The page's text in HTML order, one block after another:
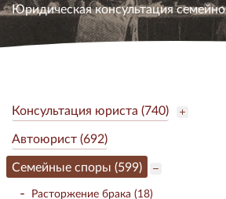
Юридическая консультация
Консультация юриста (740)
Автоюрист (692)
Семейные споры (599)
Расторжение брака (18)